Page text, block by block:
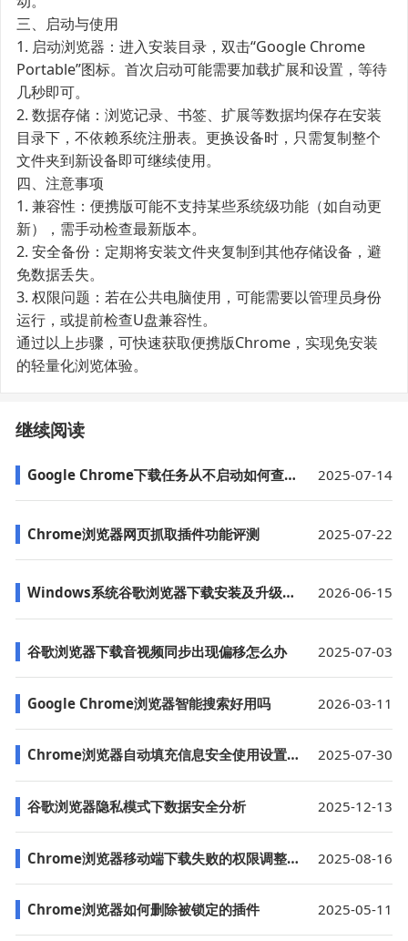
三、启动与使用
1. 启动浏览器：进入安装目录，双击“Google Chrome
Portable”图标。首次启动可能需要加载扩展和设置，等待
几秒即可。
2. 数据存储：浏览记录、书签、扩展等数据均保存在安装
目录下，不依赖系统注册表。更换设备时，只需复制整个
文件夹到新设备即可继续使用。
四、注意事项
1. 兼容性：便携版可能不支持某些系统级功能（如自动更
新），需手动检查最新版本。
2. 安全备份：定期将安装文件夹复制到其他存储设备，避
免数据丢失。
3. 权限问题：若在公共电脑使用，可能需要以管理员身份
运行，或提前检查U盘兼容性。
通过以上步骤，可快速获取便携版Chrome，实现免安装
的轻量化浏览体验。
继续阅读
Google Chrome下载任务从不启动如何查log 2025-07-14
Chrome浏览器网页抓取插件功能评测 2025-07-22
Windows系统谷歌浏览器下载安装及升级设置详细教程 2026-06-15
谷歌浏览器下载音视频同步出现偏移怎么办 2025-07-03
Google Chrome浏览器智能搜索好用吗 2026-03-11
Chrome浏览器自动填充信息安全使用设置完整教程 2025-07-30
谷歌浏览器隐私模式下数据安全分析 2025-12-13
Chrome浏览器移动端下载失败的权限调整方法 2025-08-16
Chrome浏览器如何删除被锁定的插件 2025-05-11